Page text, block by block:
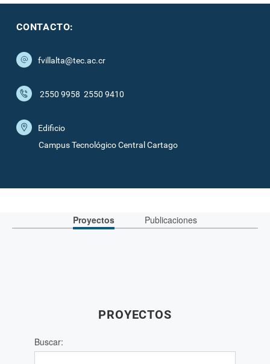
CONTACTO:
fvillalta@tec.ac.cr
2550 9958 2550 9410
Edificio
Campus Tecnológico Central Cartago
Proyectos Publicaciones
PROYECTOS
Buscar: